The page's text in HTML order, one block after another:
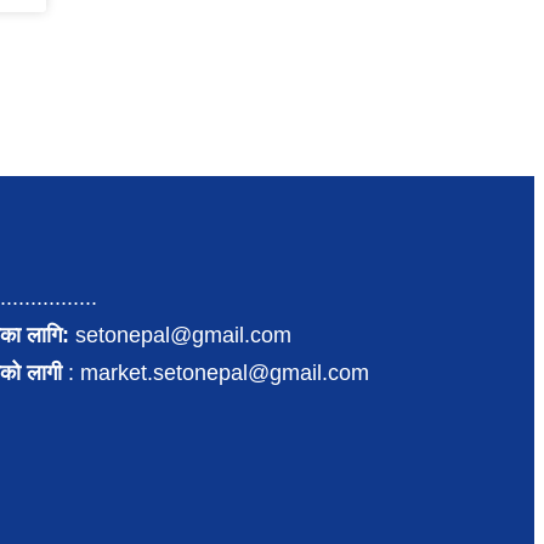
लागि: setonepal@gmail.com
लागी : market.setonepal@gmail.com